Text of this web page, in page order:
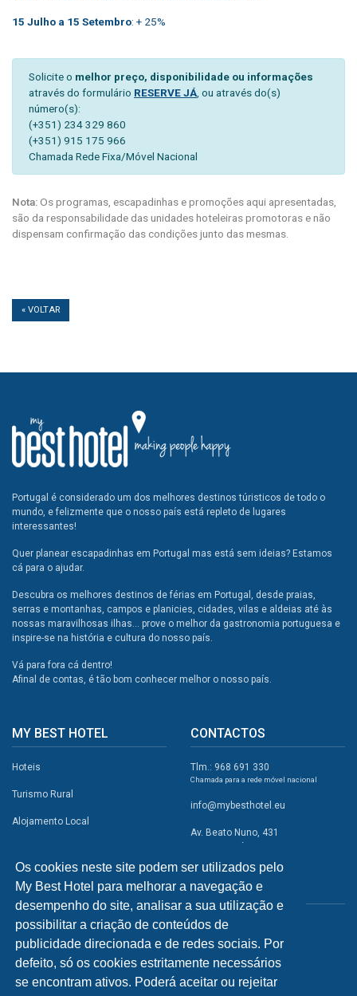
Os cookies neste site podem ser utilizados pelo
My Best Hotel para melhorar a navegação e
desempenho do site, analisar a sua utilização e
possibilitar a criação de conteúdos de
publicidade direcionada e de redes sociais. Por
defeito, só os cookies estritamente necessários
se encontram ativos. Poderá aceitar ou rejeitar
15 Julho a 15 Setembro: + 25%
Solicite o melhor preço, disponibilidade ou informações
através do formulário RESERVE JÁ , ou através do(s)
número(s):
(+351) 234 329 860
(+351) 915 175 966
Chamada Rede Fixa/Móvel Nacional
Nota:Os programas, escapadinhas e promoções aqui apresentadas,
são da responsabilidade das unidades hoteleiras promotoras e não
dispensam confirmação das condições junto das mesmas.
« VOLTAR
Portugal é considerado um dos melhores destinos túristicos de todo o
mundo, e felizmente que o nosso país está repleto de lugares
interessantes!
Quer planear escapadinhas em Portugal mas está sem ideias? Estamos
cá para o ajudar.
Descubra os melhores destinos de férias em Portugal, desde praias,
serras e montanhas, campos e planicies, cidades, vilas e aldeias até às
nossas maravilhosas ilhas... prove o melhor da gastronomia portuguesa e
inspire-se na história e cultura do nosso país.
Vá para fora cá dentro!
Afinal de contas, é tão bom conhecer melhor o nosso país.
MY BEST HOTEL
Hoteis
Turismo Rural
Alojamento Local
Campismo
Atividades
Restaurantes
A Visitar
CONTACTOS
Tlm.: 968 691 330
Chamada para a rede móvel nacional
info@mybesthotel.eu
Av. Beato Nuno, 431
2495-401 Fátima
REDES SOCIAIS